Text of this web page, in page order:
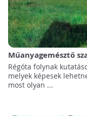
Műanyagemésztő
Régóta folynak
melyek képesek
most olyan ...